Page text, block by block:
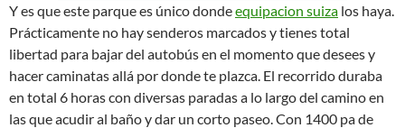
Y es que este parque es único dondeequipacion suiza los haya.
Prácticamente no hay senderos marcados y tienes total
libertad para bajar del autobús en el momento que desees y
hacer caminatas allá por donde te plazca. El recorrido duraba
en total 6 horas con diversas paradas a lo largo del camino en
las que acudir al baño y dar un corto paseo. Con 1400 pa de